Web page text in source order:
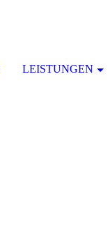
LEISTUNGEN